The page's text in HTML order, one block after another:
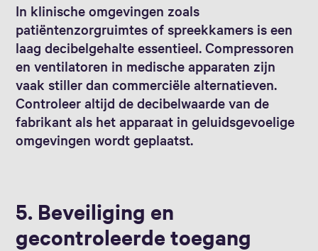
In klinische omgevingen zoals
patiëntenzorgruimtes of spreekkamers is een
laag decibelgehalte essentieel. Compressoren
en ventilatoren in medische apparaten zijn
vaak stiller dan commerciële alternatieven.
Controleer altijd de decibelwaarde van de
fabrikant als het apparaat in geluidsgevoelige
omgevingen wordt geplaatst.
5. Beveiliging en
gecontroleerde toegang